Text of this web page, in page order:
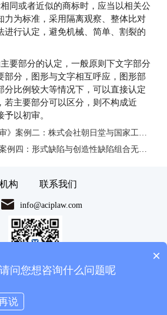
相同或者近似的商标时，应当以相关公
力为标准，采用隔离观察、整体比对
进行认定，避免机械、简单、割裂的
主要部分的认定，一般原则下文字部分
部分，图形与文字相互呼应，图形部
分比例较大等情况下，可以直接认定
若主要部分可以区分，则不构成近
以初审。
式会社朝日堂与国家工商行政管理总局商标评审委员会商标驳回复审行政诉讼案
四：形式缺陷与创造性缺陷组合无效策略的应用
构 联系我们
info@aciplaw.com
商标代理有限公司.All Rights Reserved.
×
问您想咨询什么问题呢
说